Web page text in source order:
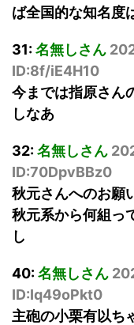
ば全国的な知名度
31:名無しさん
ID:8f/iE4H10
今までは指原さん
しなあ
32:名無しさん
ID:70DpvBBz0
秋元さんへのお願
秋元系から何組っ
し
40:名無しさん
ID:Iq49oPkt0
主砲の小栗有以ち